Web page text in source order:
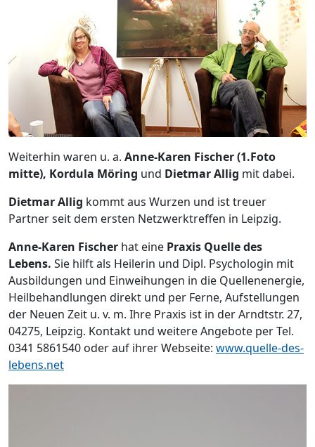
Weiterhin waren u. a. Anne-Karen Fischer (1.Foto
mitte), Kordula Möring und Dietmar Allig mit dabei.
Dietmar Allig kommt aus Wurzen und ist treuer
Partner seit dem ersten Netzwerktreffen in Leipzig.
Anne-Karen Fischer hat eine Praxis Quelle des
Lebens. Sie hilft als Heilerin und Dipl. Psychologin mit
Ausbildungen und Einweihungen in die Quellenenergie,
Heilbehandlungen direkt und per Ferne, Aufstellungen
der Neuen Zeit u. v. m. Ihre Praxis ist in der Arndtstr. 27,
04275, Leipzig. Kontakt und weitere Angebote per Tel.
0341 5861540 oder auf ihrer Webseite: www.quelle-des-
lebens.net